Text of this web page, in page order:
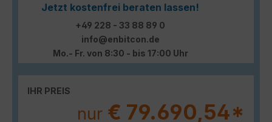
Jetzt kostenfrei beraten lassen!
+49 228 - 33 88 89 0
info@enbitcon.de
Mo.- Fr. von 8:30 - bis 17:00 Uhr
IHR PREIS
nur € 79.690,54*